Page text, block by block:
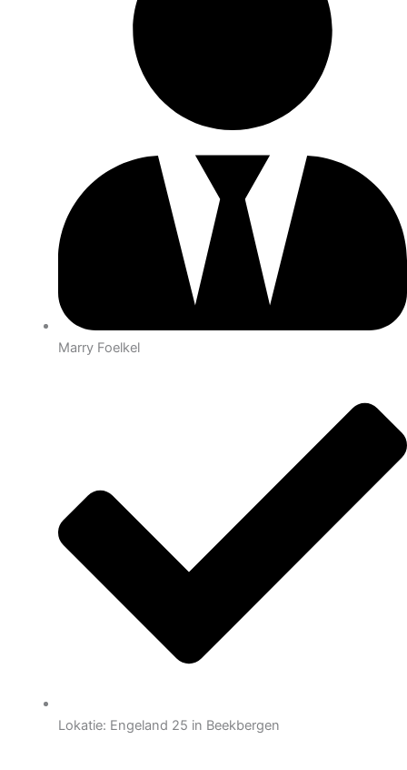
Marry Foelkel
Lokatie: Engeland 25 in Beekbergen